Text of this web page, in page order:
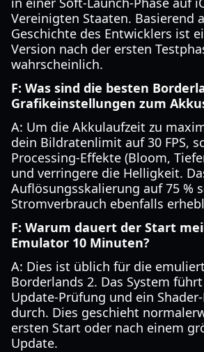
Vereinigten Staaten. Basierend
Geschichte des Entwicklers ist
Version nach der ersten
wahrscheinlich.
F: Was sind die besten
Grafikeinstellungen zum
A: Um die Akkulaufzeit zu
dein Bildratenlimit auf 30 FPS,
Processing-Effekte (Bloom,
und verringere die Helligkeit.
Auflösungsskalierung auf 75 %
Stromverbrauch ebenfalls
F: Warum dauert der Start
Emulator 10 Minuten?
A: Dies ist üblich für die
Borderlands 2. Das System
Update-Prüfung und ein
durch. Dies geschieht
ersten Start oder nach einem
Update.